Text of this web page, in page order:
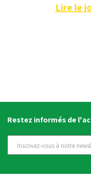
Lire le
Restez informés de